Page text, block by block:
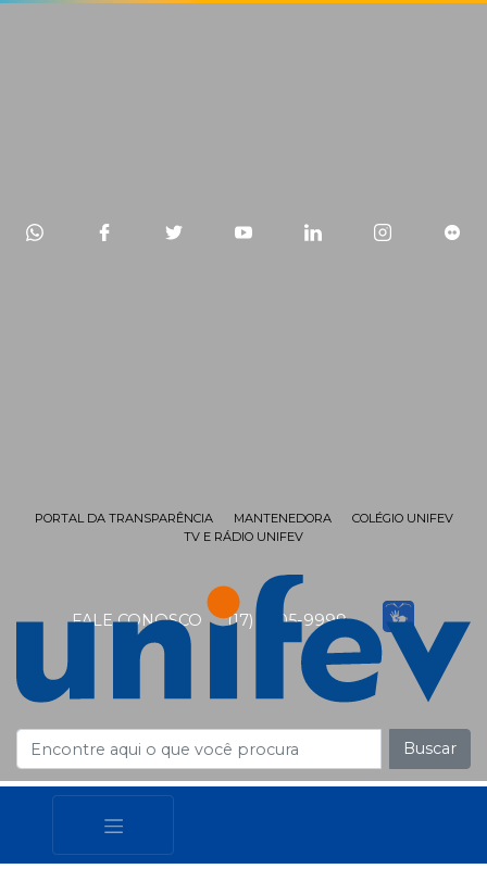
FALE CONOSCO (17) 3405-9999
PORTAL DA TRANSPARÊNCIA MANTENEDORA
COLÉGIO UNIFEV
TV E RÁDIO UNIFEV
Buscar